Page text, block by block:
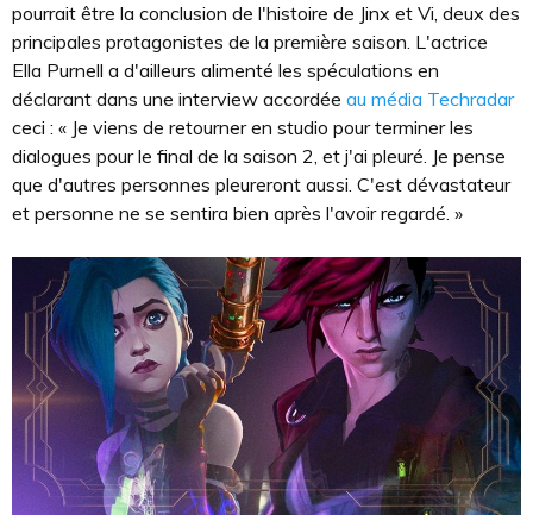
pourrait être la conclusion de l'histoire de Jinx et Vi, deux des
principales protagonistes de la première saison. L'actrice
Ella Purnell a d'ailleurs alimenté les spéculations en
déclarant dans une interview accordée au média Techradar
ceci : « Je viens de retourner en studio pour terminer les
dialogues pour le final de la saison 2, et j'ai pleuré. Je pense
que d'autres personnes pleureront aussi. C'est dévastateur
et personne ne se sentira bien après l'avoir regardé. »